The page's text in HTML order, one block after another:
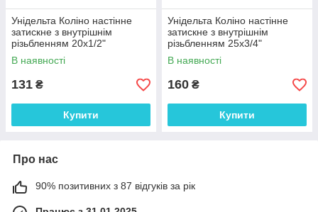
Унідельта Коліно настінне
затискне з внутрішнім
різьбленням 20х1/2"
В наявності
131 ₴
Купити
Унідельта Коліно настінне
затискне з внутрішнім
різьбленням 25х3/4"
В наявності
160 ₴
Купити
Про нас
90% позитивних з 87 відгуків за рік